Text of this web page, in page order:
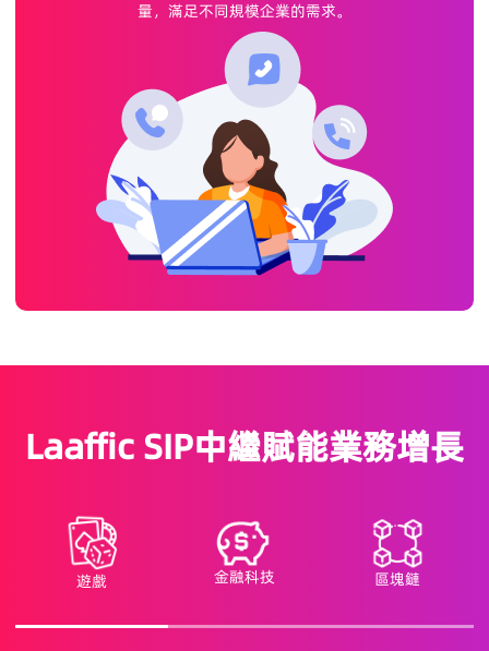
量，滿足不同規模企業的需求。
Laaffic SIP中繼賦能業務增長
遊戲 金融科技 區塊鏈